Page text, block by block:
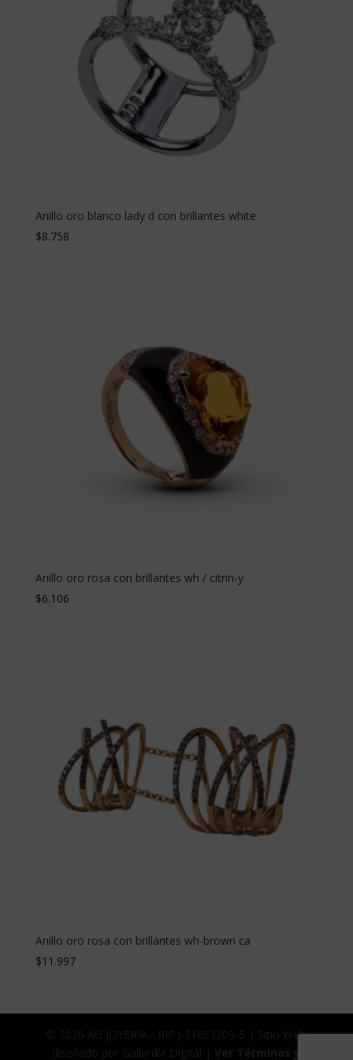
Anillo oro blanco lady d con brillantes white
$8.758
Anillo oro rosa con brillantes wh / citrin-y
$6.106
Anillo oro rosa con brillantes wh-brown ca
$11.997
© 2026 AG JOYERIA - RIF J-31053209-5 | Sitio Web